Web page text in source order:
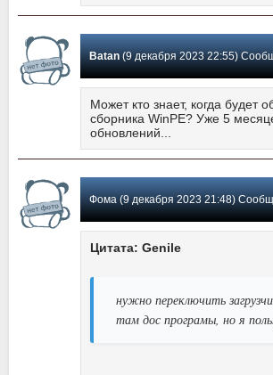
Batan(9 декабря 2023 22:55) Сообщение
Может кто знает, когда будет
сборника WinPE? Уже 5
обновлений...
Цитата: Genile
нужно переключить
там дос програмы, но я